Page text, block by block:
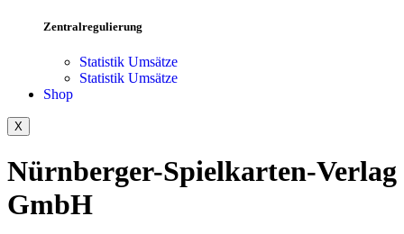
Zentralregulierung
Statistik Umsätze
Statistik Umsätze
Shop
X
Nürnberger-Spielkarten-Verlag
GmbH